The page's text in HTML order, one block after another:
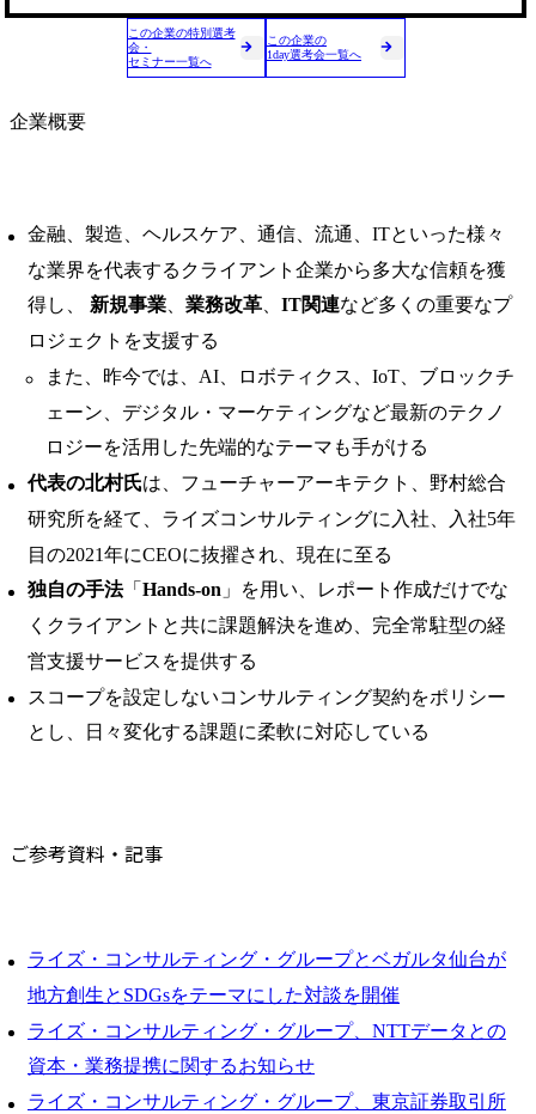
この企業の特別選考
会・
セミナー一覧へ
この企業の
1day選考会一覧へ
企業概要
金融、製造、ヘルスケア、通信、流通、ITといった様々
な業界を代表するクライアント企業から多大な信頼を獲
得し、 新規事業 業務改革 IT関連など多くの重要なプ
ロジェクトを支援する
また、昨今では、AI、ロボティクス、IoT、ブロックチ
ェーン、デジタル・マーケティングなど最新のテクノ
ロジーを活用した先端的なテーマも手がける
代表の北村氏は、フューチャーアーキテクト、野村総合
研究所を経て、ライズコンサルティングに入社、入社5年
目の2021年にCEOに抜擢され、現在に至る
独自の手法「 Hands-on 」を用い、レポート作成だけでな
くクライアントと共に課題解決を進め、完全常駐型の経
営支援サービスを提供する
スコープを設定しないコンサルティング契約をポリシー
とし、日々変化する課題に柔軟に対応している
ご参考資料・記事
ライズ・コンサルティング・グループとベガルタ仙台が
地方創生とSDGsをテーマにした対談を開催
ライズ・コンサルティング・グループ、NTTデータとの
資本・業務提携に関するお知らせ
ライズ・コンサルティング・グループ、東京証券取引所